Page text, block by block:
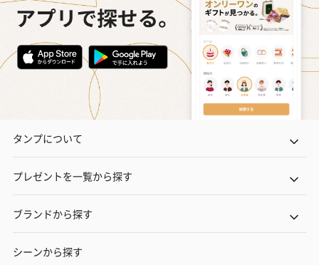
タンプについて
プレゼントを一覧から探す
ブランドから探す
シーンから探す